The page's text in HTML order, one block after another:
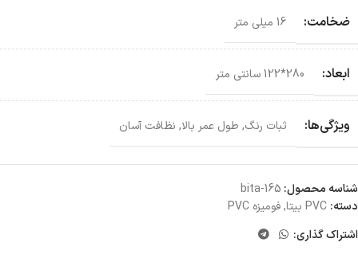
ضخامت: 16 میلی متر
ابعاد: 280*122 سانتی‌ متر
ویژگی‌ها: ثبات رنگ, طول عمر بالا, نظافت آسان
شناسه محصول: bita-165
دسته: PVC بیتا ,فومیزه PVC
اشتراک گذاری: